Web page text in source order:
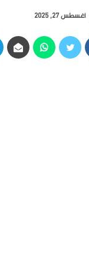
أغسطس 27, 2025